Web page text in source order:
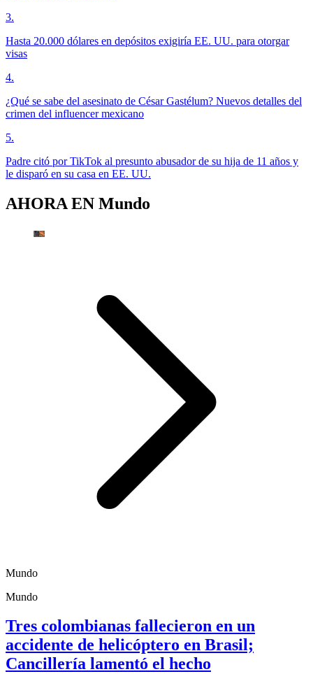
3.
Hasta 20.000 dólares en depósitos exigiría EE. UU. para otorgar
visas
4.
¿Qué se sabe del asesinato de César Gastélum? Nuevos detalles del
crimen del influencer mexicano
5.
Padre citó por TikTok al presunto abusador de su hija de 11 años y
le disparó en su casa en EE. UU.
AHORA EN Mundo
Mundo
Mundo
Tres colombianas fallecieron en un
accidente de helicóptero en Brasil;
Cancillería lamentó el hecho